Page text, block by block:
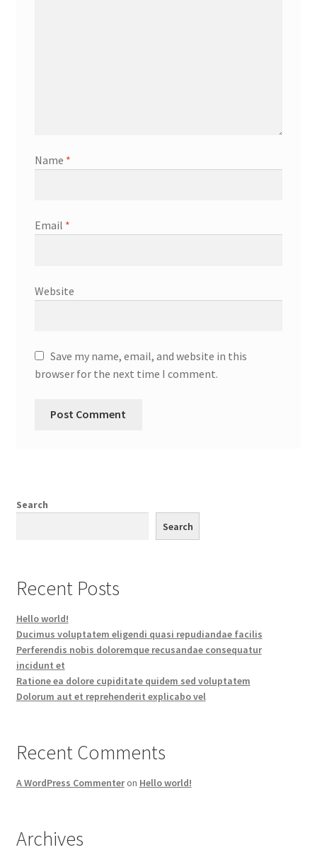
Name *
Email *
Website
Save my name, email, and website in this
browser for the next time I comment.
Search
Search
Recent Posts
Hello world!
Ducimus voluptatem eligendi quasi repudiandae facilis
Perferendis nobis doloremque recusandae consequatur
incidunt et
Ratione ea dolore cupiditate quidem sed voluptatem
Dolorum aut et reprehenderit explicabo vel
Recent Comments
A WordPress Commenteron Hello world!
Archives